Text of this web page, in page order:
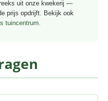
uit onze kwekerij —
prijs opdrijft. Bekijk ook
tuincentrum.